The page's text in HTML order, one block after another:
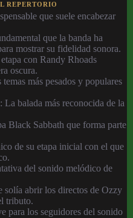
REPERTORIO
que suele encabezar
que la banda ha
mostrar su fidelidad sonora.
con Randy Rhoads
oscura.
más pesados y populares
: La balada más reconocida de la
Black Sabbath que forma parte
de su etapa inicial con el que
del sonido melódico de
solía abrir los directos de Ozzy
tributo.
para los seguidores del sonido